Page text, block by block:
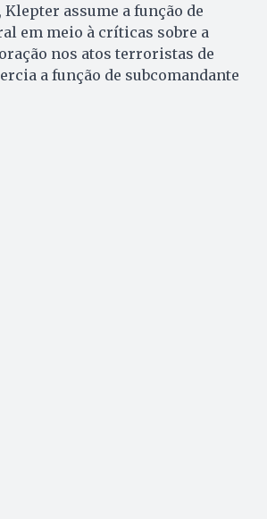
Klepter assume a função de
em meio à críticas sobre a
nos atos terroristas de
a função de subcomandante